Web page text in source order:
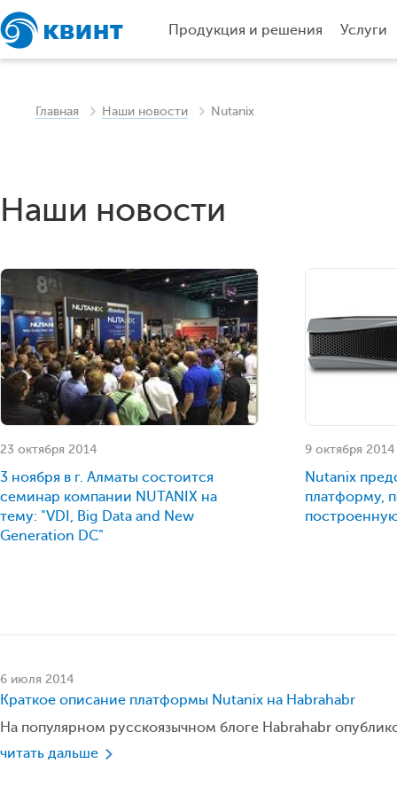
Продукция и решения Услуги
Главная Наши новости Nutanix
Наши новости
23 октября 2014
3 ноября в г. Алматы состоится
семинар компании NUTANIX на
тему: "VDI, Big Data and New
Generation DC"
9 октября 2014
Nutanix
платформу,
6 июля 2014
Краткое описание платформы Nutanix на Habrahabr
На популярном русскоязычном блоге Habrahabr
читать дальше